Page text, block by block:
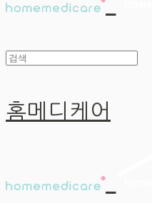
홈메디케어